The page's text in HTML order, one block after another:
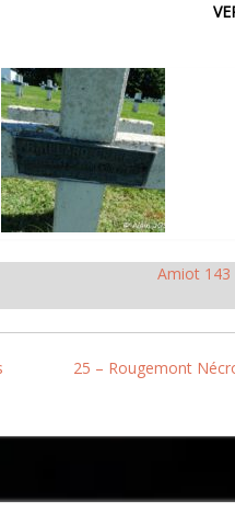
Amiot 143
25 – Rougemont